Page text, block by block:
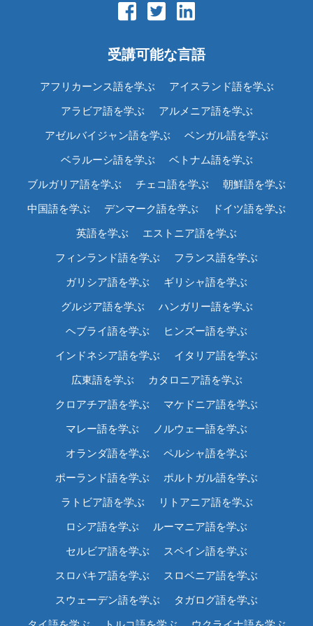
受講可能な言語
アフリカーンス語を学ぶ アイスランド語を学ぶ
アラビア語を学ぶ アルメニア語を学ぶ
アゼルバイジャン語を学ぶ ベンガル語を学ぶ
ベラルーシ語を学ぶ ベトナム語を学ぶ
ブルガリア語を学ぶ チェコ語を学ぶ 朝鮮語を学ぶ
中国語を学ぶ デンマーク語を学ぶ ドイツ語を学ぶ
英語を学ぶ エストニア語を学ぶ
フィンランド語を学ぶ フランス語を学ぶ
ガリシア語を学ぶ ギリシャ語を学ぶ
グルジア語を学ぶ ハンガリー語を学ぶ
ヘブライ語を学ぶ ヒンズー語を学ぶ
インドネシア語を学ぶ イタリア語を学ぶ
広東語を学ぶ カタロニア語を学ぶ
クロアチア語を学ぶ マケドニア語を学ぶ
マレー語を学ぶ ノルウェー語を学ぶ
オランダ語を学ぶ ペルシャ語を学ぶ
ポーランド語を学ぶ ポルトガル語を学ぶ
ラトビア語を学ぶ リトアニア語を学ぶ
ロシア語を学ぶ ルーマニア語を学ぶ
セルビア語を学ぶ スペイン語を学ぶ
スロバキア語を学ぶ スロベニア語を学ぶ
スウェーデン語を学ぶ タガログ語を学ぶ